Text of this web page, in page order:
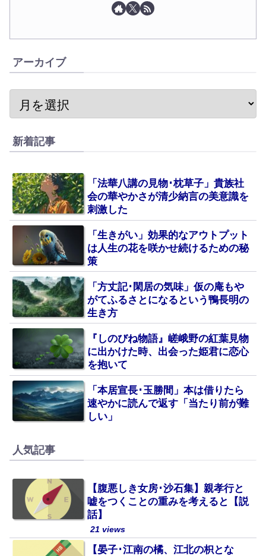
アーカイブ
新着記事
「法華八講の見物･枕草子」貴族社
会の華やかさが清少納言の美意識を
刺激した
「生きがい」効果的なアウトプット
は人生の花を咲かせ続けるための秘
策
「方丈記･閑居の気味」仮の庵もや
がてふるさとになるという鴨長明の
生き方
『しのびね物語』嵯峨野の紅葉見物
に出かけた時、出会った姫君に恋心
を抱いて
「本居宣長･玉勝間」本は借りたら
速やかに読んで返す「当たり前が難
しい」
人気記事
【腹悪しき女房･沙石集】親孝行と
嘘をつくことの重みを考えると【説
話】
21 views
【晏子･江南の橘、江北の枳とな